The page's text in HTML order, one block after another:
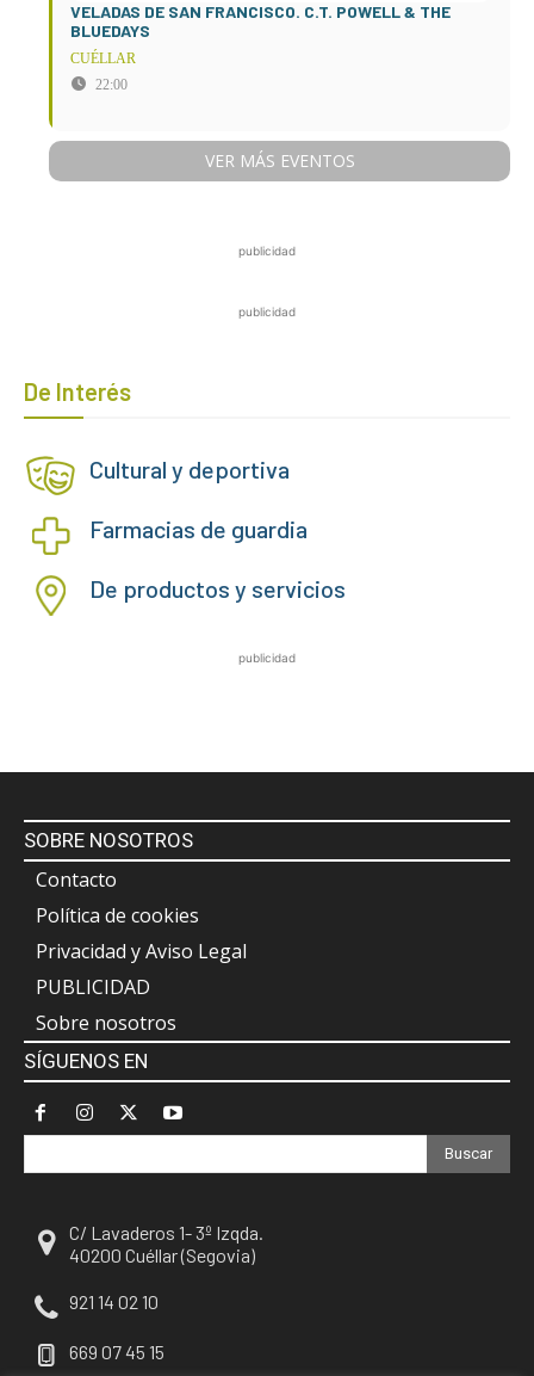
VELADAS DE SAN FRANCISCO. C.T. POWELL & THE
BLUEDAYS
CUÉLLAR
22:00
VER MÁS EVENTOS
publicidad
publicidad
De Interés
Cultural y deportiva
Farmacias de guardia
De productos y servicios
publicidad
SOBRE NOSOTROS
Contacto
Política de cookies
Privacidad y Aviso Legal
PUBLICIDAD
Sobre nosotros
SÍGUENOS EN
Buscar
C/ Lavaderos 1- 3º Izqda.
40200 Cuéllar (Segovia)
921 14 02 10
669 07 45 15